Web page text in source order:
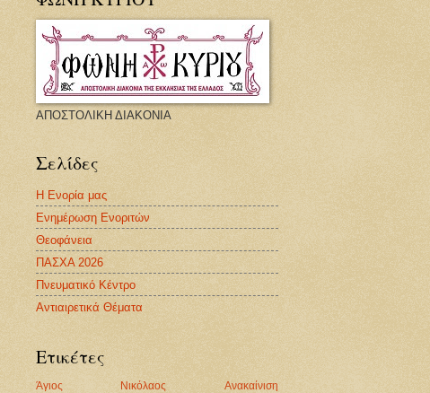
ΑΠΟΣΤΟΛΙΚΗ ΔΙΑΚΟΝΙΑ
Σελίδες
Η Ενορία μας
Ενημέρωση Ενοριτών
Θεοφάνεια
ΠΑΣΧΑ 2026
Πνευματικό Κέντρο
Αντιαιρετικά Θέματα
Ετικέτες
Άγιος Νικόλαος Ανακαίνιση